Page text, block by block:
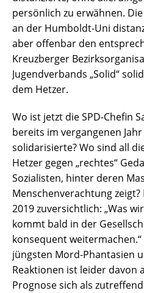
persönlich zu erwähnen.
an der Humboldt-Uni
aber offenbar den
Kreuzberger
Jugendverbands „Solid“
dem Hetzer.
Wo ist jetzt die SPD-Chefin
bereits im vergangenen
solidarisierte? Wo sind all
Hetzer gegen „rechtes“
Sozialisten, hinter deren
Menschenverachtung zeigt?
2019 zuversichtlich: „Was
kommt bald in der
konsequent
jüngsten Mord-Phantasien
Reaktionen ist leider davon
Prognose sich als